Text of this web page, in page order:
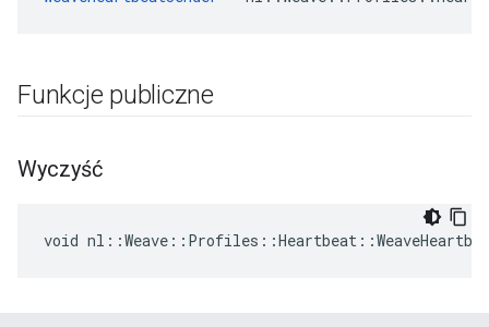
Funkcje publiczne
Wyczyść
void